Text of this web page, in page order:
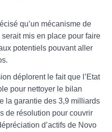
qu’un mécanisme de
mis en place pour faire
potentiels pouvant aller
déplorent le fait que l’Etat
pour nettoyer le bilan
la garantie des 3,9 milliards
de résolution pour couvrir
d’actifs de Novo